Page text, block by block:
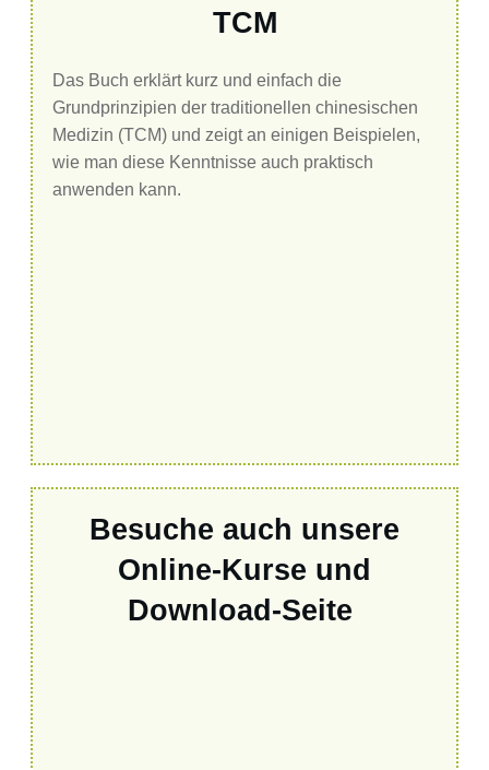
TCM
Das Buch erklärt kurz und einfach die
Grundprinzipien der traditionellen chinesischen
Medizin (TCM) und zeigt an einigen Beispielen,
wie man diese Kenntnisse auch praktisch
anwenden kann.
Besuche auch unsere
Online-Kurse und
Download-Seite